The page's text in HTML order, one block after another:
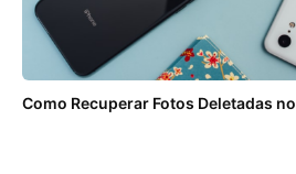
Como Recuperar Fotos Deletadas